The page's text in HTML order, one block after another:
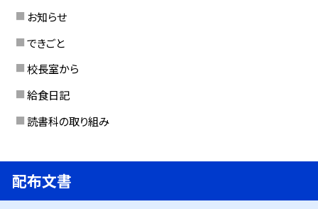
お知らせ
できごと
校長室から
給食日記
読書科の取り組み
配布文書